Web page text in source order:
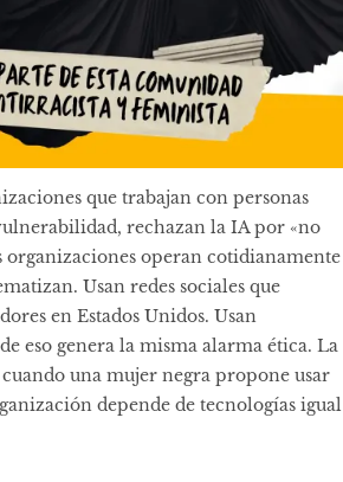
que trabajan con personas
rechazan la IA por «no
organizaciones operan cotidianamente
Usan redes sociales que
en Estados Unidos. Usan
eso genera la misma alarma ética. La
una mujer negra propone usar
depende de tecnologías igual